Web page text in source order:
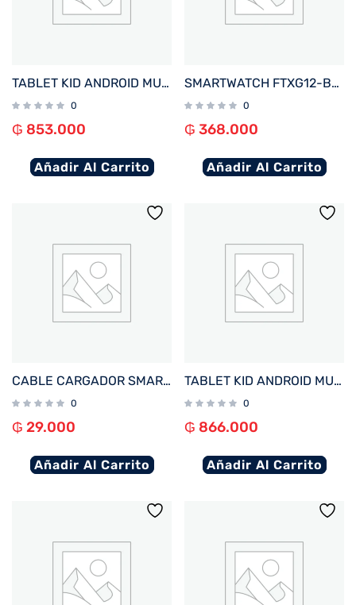
TABLET KID ANDROID MULTILASER NB413 QC/64GB/4G/7″/NEGRO MICKEY DISNEY
0
₲ 853.000
Añadir Al Carrito
SMARTWATCH FTXG12-BB 48MM NEGRO ANDROID/IOS/IA/BT/FREC. CARD/NOTIFICACIONES
0
₲ 368.000
Añadir Al Carrito
CABLE CARGADOR SMARTWATCH FTX WIRELESS BLANCO PARA A10P/ A9C/ AM15/ AM12/ AM32/ F25/ F39P
0
₲ 29.000
Añadir Al Carrito
TABLET KID ANDROID MULTILASER NB625 QC/64GB/4G/7″/AZUL AVENGERS DISNEY
0
₲ 866.000
Añadir Al Carrito